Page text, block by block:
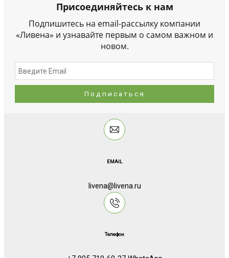
Присоединяйтесь к нам
Подпишитесь на email-рассылку компании
«Ливена» и узнавайте первым о самом важном и
новом.
EMAIL
livena@livena.ru
Телефон